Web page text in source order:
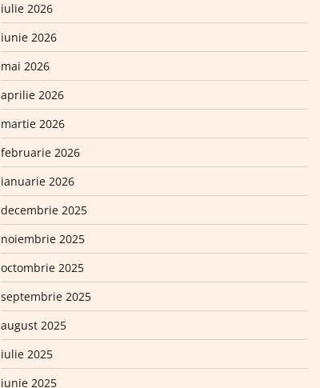
iulie 2026
iunie 2026
mai 2026
aprilie 2026
martie 2026
februarie 2026
ianuarie 2026
decembrie 2025
noiembrie 2025
octombrie 2025
septembrie 2025
august 2025
iulie 2025
iunie 2025